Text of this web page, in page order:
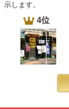
示します。
4位